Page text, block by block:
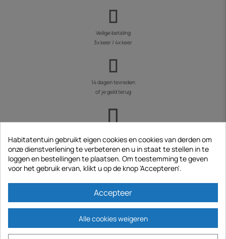
Veilige betaling
3x keer / 4x keer
14 dagen tevreden
of je geld terug
op afspraak
klanten geleverd
Habitatentuin gebruikt eigen cookies en cookies van derden om
onze dienstverlening te verbeteren en u in staat te stellen in te
loggen en bestellingen te plaatsen. Om toestemming te geven
voor het gebruik ervan, klikt u op de knop 'Accepteren'.
Accepteer
Alle cookies weigeren